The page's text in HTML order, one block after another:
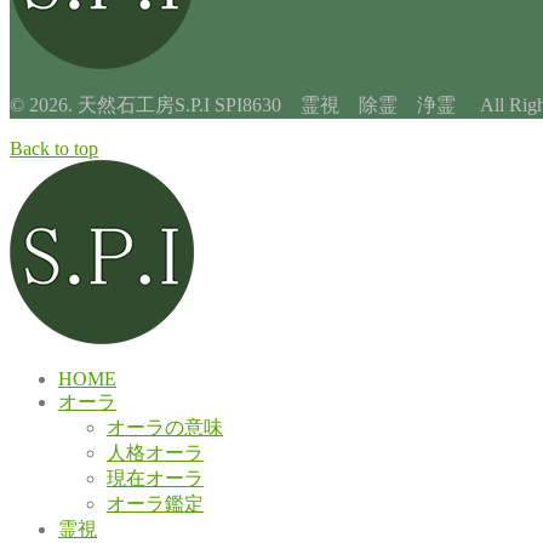
© 2026. 天然石工房S.P.I SPI8630 霊視 除霊 浄霊 All
Back to top
HOME
オーラ
オーラの意味
人格オーラ
現在オーラ
オーラ鑑定
霊視